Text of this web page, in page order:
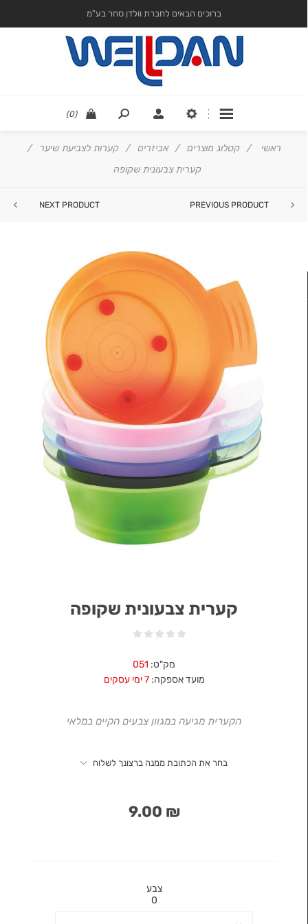
ברוכים הבאים לחברת וולדן סחר בע"מ
(0)
ראשי / קטלוג מוצרים / אביזרים / קערות לצביעת שיער
/
קערית צבעונית שקופה
PREVIOUS PRODUCT
NEXT PRODUCT
קערית צבעונית שקופה
מק"ט: 051
מועד אספקה: 7 ימי עסקים
הקערית מגיעה במגוון צבעים הקיים במלאי
בחר את הכתובת ממנה ברצונך לשלוח
₪ 9.00
צבע
0